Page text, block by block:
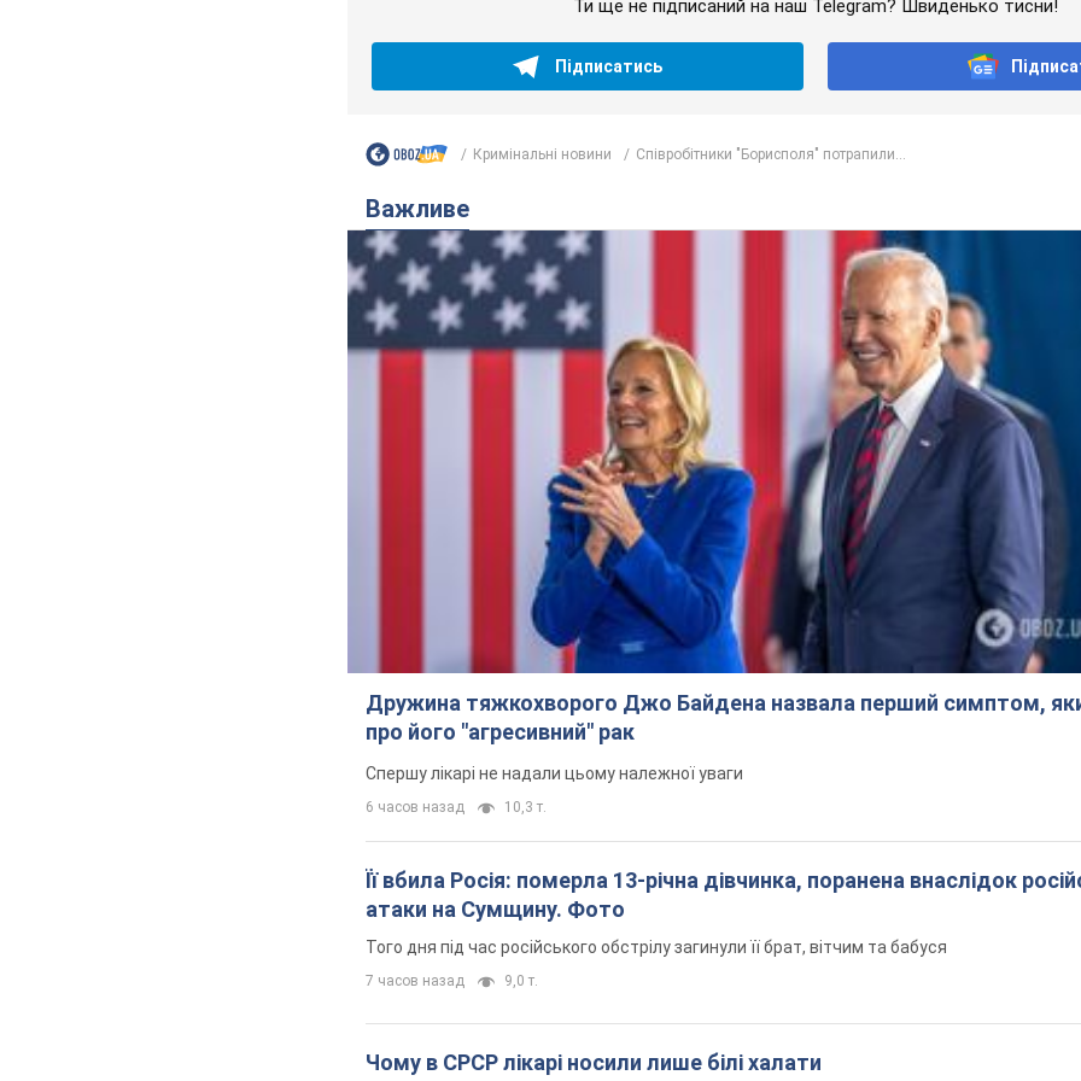
Ти ще не підписаний на наш Telegram? Швиденько тисни!
Підписатись
Кримінальні новини Співробітники "Борисполя" потрапили...
Важливе
Дружина тяжкохворого Джо Байдена назвала перший симптом,
про його "агресивний" рак
Спершу лікарі не надали цьому належної уваги
6 часов назад 10,3 т.
Її вбила Росія: померла 13-річна дівчинка, поранена внаслідок
атаки на Сумщину. Фото
Того дня під час російського обстрілу загинули її брат, вітчим та бабуся
7 часов назад 9,0 т.
Чому в СРСР лікарі носили лише білі халати